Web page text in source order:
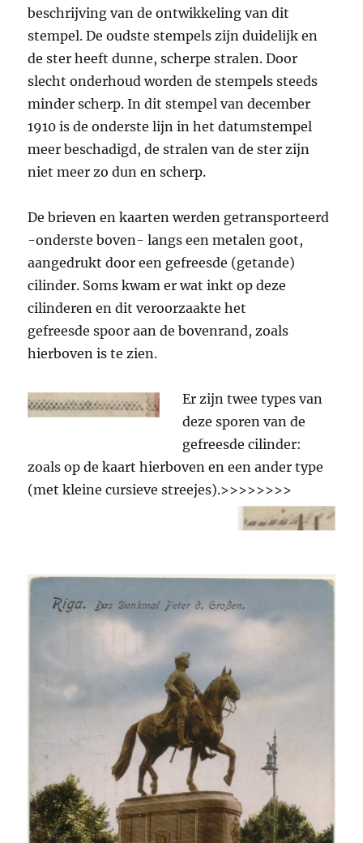
beschrijving van de ontwikkeling van dit
stempel. De oudste stempels zijn duidelijk en
de ster heeft dunne, scherpe stralen. Door
slecht onderhoud worden de stempels steeds
minder scherp. In dit stempel van december
1910 is de onderste lijn in het datumstempel
meer beschadigd, de stralen van de ster zijn
niet meer zo dun en scherp.
De brieven en kaarten werden getransporteerd
-onderste boven- langs een metalen goot,
aangedrukt door een gefreesde (getande)
cilinder. Soms kwam er wat inkt op deze
cilinderen en dit veroorzaakte het
gefreesde spoor aan de bovenrand, zoals
hierboven is te zien.
Er zijn twee types van
deze sporen van de
gefreesde cilinder:
zoals op de kaart hierboven en een ander type
(met kleine cursieve streejes).>>>>>>>>